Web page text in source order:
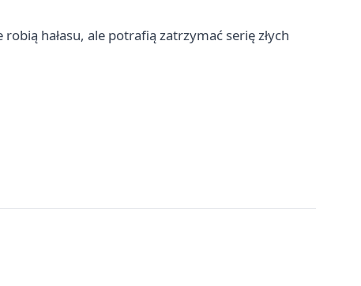
hałasu, ale potrafią zatrzymać serię złych